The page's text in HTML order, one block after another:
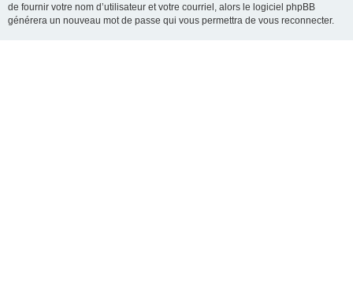
de fournir votre nom d’utilisateur et votre courriel, alors le logiciel phpBB
générera un nouveau mot de passe qui vous permettra de vous reconnecter.